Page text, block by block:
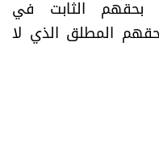
بحقهم الثابت في
حقهم المطلق الذي لا